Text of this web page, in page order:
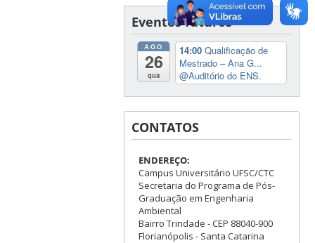
Eventos futuros
AGO
26
qua
14:00Qualificação de
Mestrado – Ana G...
@Auditório do ENS.
CONTATOS
ENDEREÇO:
Campus Universitário UFSC/CTC
Secretaria do Programa de Pós-
Graduação em Engenharia
Ambiental
Bairro Trindade - CEP 88040-900
Florianópolis - Santa Catarina